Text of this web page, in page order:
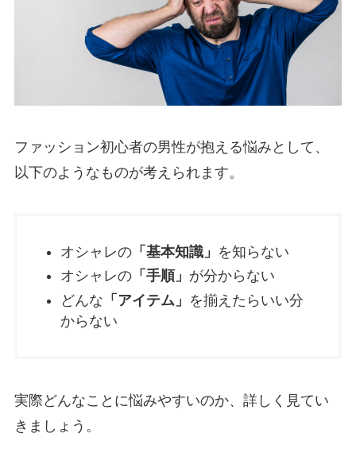
ファッション初心者の男性が抱える悩みとして、
以下のようなものが考えられます。
オシャレの「基本知識」 を知らない
オシャレの「手順」 が分からない
どんな 「アイテム」 を揃えたらいい分
からない
実際どんなことに悩みやすいのか、詳しく見てい
きましょう。